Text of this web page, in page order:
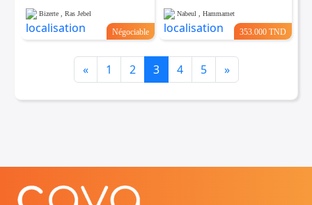
Bizerte , Ras Jebel
Négociable
Nabeul , Hammamet
353.000 TND
«Previous
1 2 3 4 5 »Next